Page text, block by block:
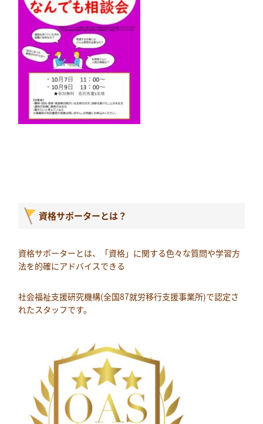
資格サポーターとは？
資格サポーターとは、「資格」に関する色々な質問や学習方
法を的確にアドバイスできる
社会福祉支援研究機構(全国87就労移行支援事業所)で認定さ
れたスタッフです。